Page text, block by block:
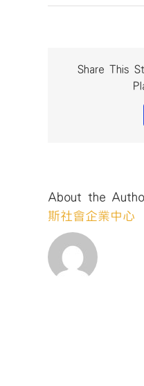
Share This
About the
斯社會企業中心